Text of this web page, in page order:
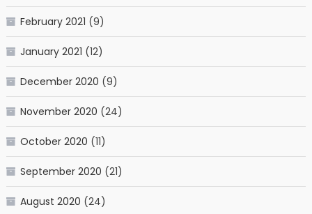
February 2021 (9)
January 2021 (12)
December 2020 (9)
November 2020 (24)
October 2020 (11)
September 2020 (21)
August 2020 (24)